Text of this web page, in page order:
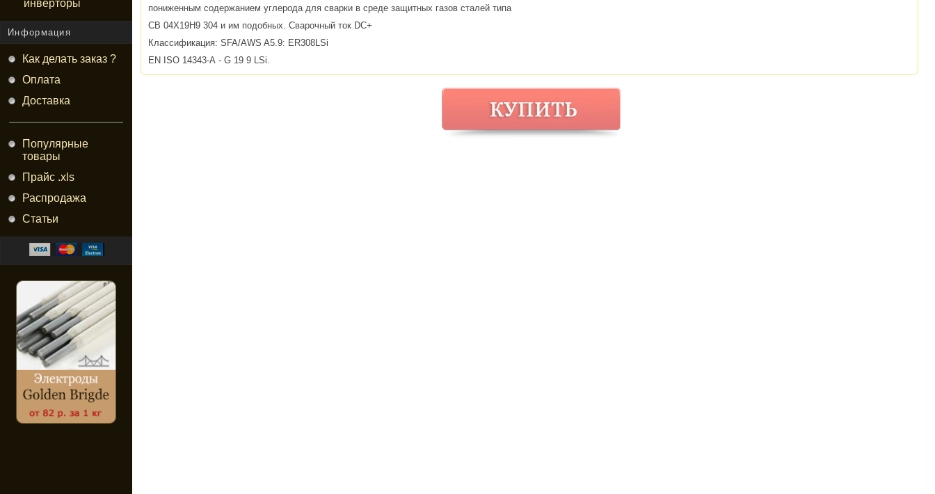
инверторы
Информация
Как делать заказ ?
Оплата
Доставка
Популярные
товары
Прайс .xls
Распродажа
Статьи
пониженным содержанием углерода для сварки в среде защитных газов сталей типа
СВ 04Х19Н9 304 и им подобных. Сварочный ток DC+
Классификация: SFA/AWS A5.9: ER308LSi
EN ISO 14343-А - G 19 9 LSi.